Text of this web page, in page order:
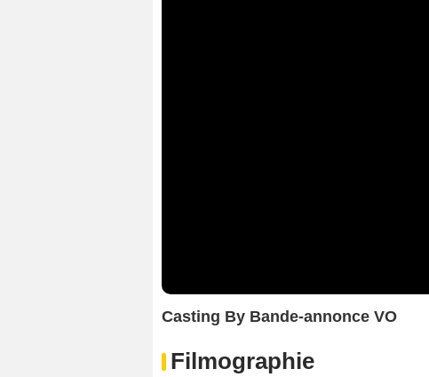
Casting By Bande-annonce VO
Filmographie